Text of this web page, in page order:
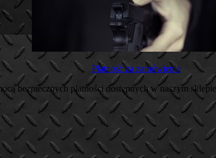
Płatność za zamówienie
bezpiecznych płatności dostępnych w naszym